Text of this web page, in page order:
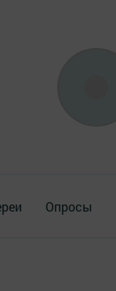
Опросы